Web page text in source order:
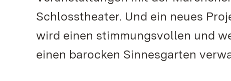
Schlosstheater. Und ein neues
wird einen stimmungsvollen und
einen barocken Sinnesgarten